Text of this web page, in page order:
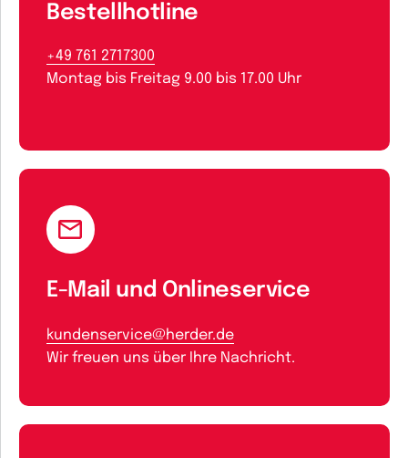
Bestellhotline
+49 761 2717300
Montag bis Freitag 9.00 bis 17.00 Uhr
E-Mail und Onlineservice
kundenservice@herder.de
Wir freuen uns über Ihre Nachricht.